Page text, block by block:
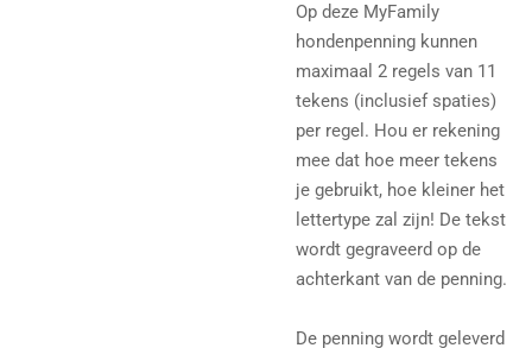
Op deze MyFamily
hondenpenning kunnen
maximaal 2 regels van 11
tekens (inclusief spaties)
per regel. Hou er rekening
mee dat hoe meer tekens
je gebruikt, hoe kleiner het
lettertype zal zijn! De tekst
wordt gegraveerd op de
achterkant van de penning.
De penning wordt geleverd